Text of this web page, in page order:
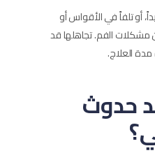
أو تلفاً في الأقواس أو
مشكلات الفم. تجاهلها قد
العلاج.
حدوث